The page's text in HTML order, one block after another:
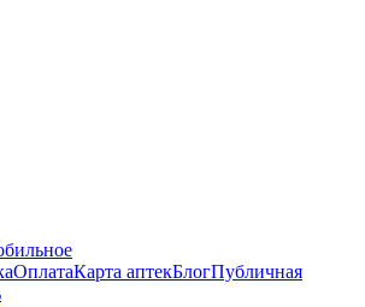
ОплатаКарта аптекБлогПубличная